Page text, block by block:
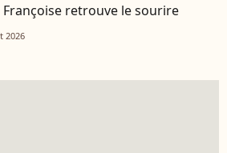
retrouve le sourire
2026